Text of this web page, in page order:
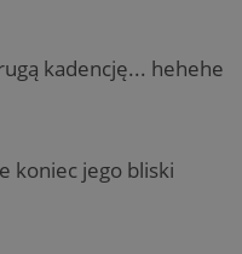
kadencję... hehehe
koniec jego bliski